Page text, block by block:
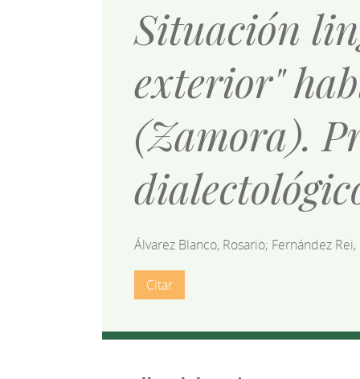
Situación
exterior"
(Zamora).
Álvarez Blanco, Rosario; Fernández
Citar